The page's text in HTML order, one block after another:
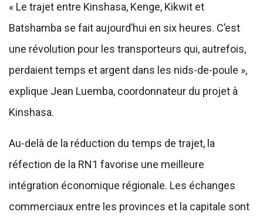
« Le trajet entre Kinshasa, Kenge, Kikwit et
Batshamba se fait aujourd’hui en six heures. C’est
une révolution pour les transporteurs qui, autrefois,
perdaient temps et argent dans les nids-de-poule »,
explique Jean Luemba, coordonnateur du projet à
Kinshasa.
Au-delà de la réduction du temps de trajet, la
réfection de la RN1 favorise une meilleure
intégration économique régionale. Les échanges
commerciaux entre les provinces et la capitale sont